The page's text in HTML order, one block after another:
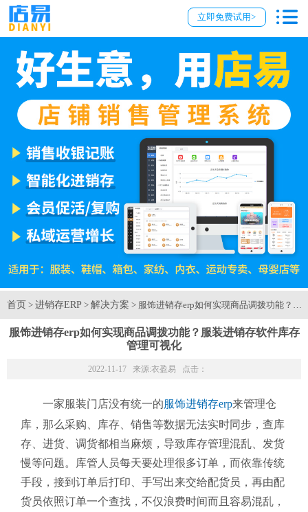
立即免费试用>
首页 > 进销存ERP > 解决方案 > 服饰进销存erp如何实现商品调拨功能？服
服饰进销存erp如何实现商品调拨功能？服装进销存软件库存
管理可视化
2022-11-17 来源:衣盈易 点击：
一家服装门店没有统一的服饰进销存erp来管理仓
库，那么采购、库存、销售等数据无法实时同步，查库
存、进货、调货都相当麻烦，导致库存管理混乱、发货
慢等问题。
库管人员每天要处理很多订单，而依靠传统
手段，接到订单后打印、手写出来交给配货员，再由配
货员依照订单一个查找，不仅浪费时间而且容易混乱，